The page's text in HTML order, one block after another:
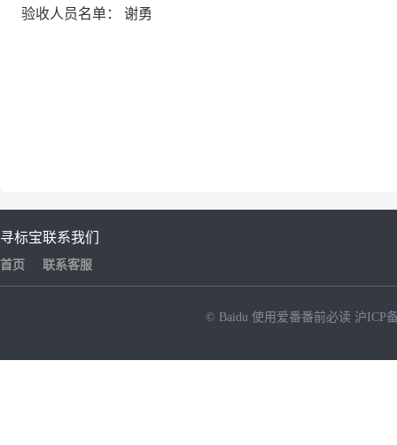
验收人员名单： 谢勇
寻标宝
首页
联系我们
联系客服
© Baidu 使用爱番番前必读 沪ICP